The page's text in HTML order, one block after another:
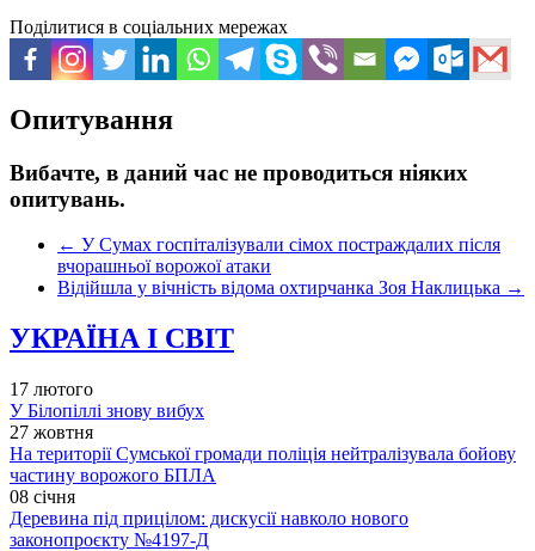
Поділитися в соціальних мережах
Опитування
Вибачте, в даний час не проводиться ніяких
опитувань.
← У Сумах госпіталізували сімох постраждалих після
вчорашньої ворожої атаки
Відійшла у вічність відома охтирчанка Зоя Наклицька →
УКРАЇНА І СВІТ
17 лютого
У Білопіллі знову вибух
27 жовтня
На території Сумської громади поліція нейтралізувала бойову
частину ворожого БПЛА
08 січня
Деревина під прицілом: дискусії навколо нового
законопроєкту №4197-Д